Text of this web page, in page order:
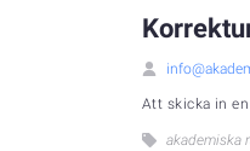
Att skicka in
akademiska